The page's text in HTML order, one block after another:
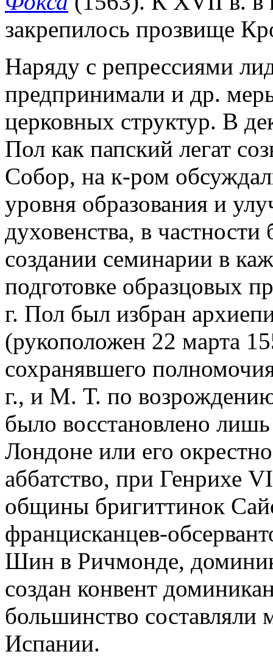
закрепилось прозвище
Наряду с репрессиями
предпринимали и др.
церковных структур. В
Пол как папский легат
Собор, на к-ром
уровня образования и
духовенства, в
создании семинарии в
подготовке образцовых
г. Пол был избран
(рукоположен 22 марта
сохранявшего
г., и М. Т. по
было восстановлено
Лондоне или его
аббатство, при Генрихе
общины бригиттинок
францисканцев-
Шин в Ричмонде,
создан конвент
большинство
Испании.